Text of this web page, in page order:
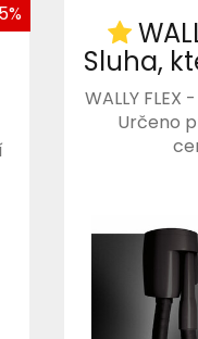
Sluha,
WALLY
Určeno